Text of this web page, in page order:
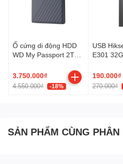
Ổ cứng di động HDD
WD My Passport 2TB
(WDBWML0020BGY-
WESN) (Xám)
3.750.000₫
4.550.000₫ -18%
USB
E301
190.000₫
270.000₫
SẢN PHẨM CÙNG PHÂN